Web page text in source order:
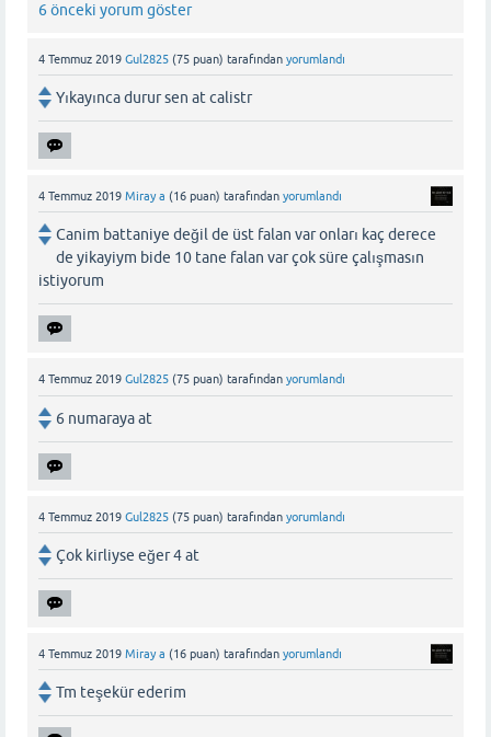
6 önceki yorum göster
4 Temmuz 2019 Gul2825 (75 puan) tarafından yorumlandı
Yıkayınca durur sen at calistr
4 Temmuz 2019 Miray a (16 puan) tarafından yorumlandı
Canim battaniye değil de üst falan var onları kaç derece
de yikayiym bide 10 tane falan var çok süre çalışmasın
istiyorum
4 Temmuz 2019 Gul2825 (75 puan) tarafından yorumlandı
6 numaraya at
4 Temmuz 2019 Gul2825 (75 puan) tarafından yorumlandı
Çok kirliyse eğer 4 at
4 Temmuz 2019 Miray a (16 puan) tarafından yorumlandı
Tm teşekür ederim